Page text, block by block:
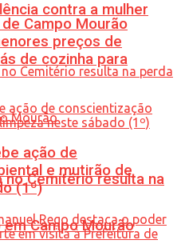
contra a mulher
no Cemitério resulta na
Campo Mourão
Campo Mourão
preços de
de cozinha para
ação de
e mutirão de
(1º)